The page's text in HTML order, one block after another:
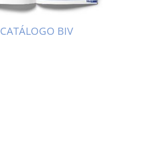
CATÁLOGO BIV